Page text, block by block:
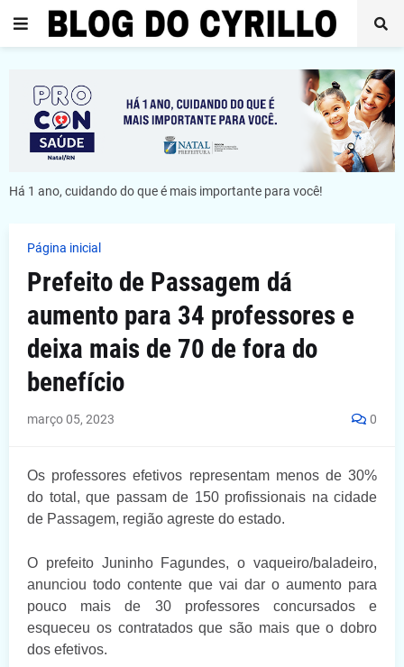
Há 1 ano, cuidando do que é mais importante para você!
Página inicial
Prefeito de Passagem dá
aumento para 34 professores e
deixa mais de 70 de fora do
benefício
março 05, 2023 0
Os professores efetivos representam menos de 30%
do total, que passam de 150 profissionais na cidade
de Passagem, região agreste do estado.
O prefeito Juninho Fagundes, o vaqueiro/baladeiro,
anunciou todo contente que vai dar o aumento para
pouco mais de 30 professores concursados e
esqueceu os contratados que são mais que o dobro
dos efetivos.